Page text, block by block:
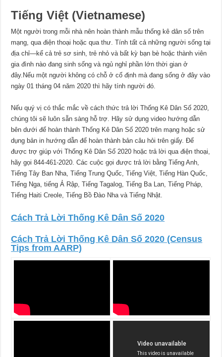
Tiếng Việt (Vietnamese)
Một người trong mỗi nhà nên hoàn thành mẫu thống kê dân số trên
mạng, qua điện thoại hoặc qua thư. Tính tất cả những người sống tại
địa chỉ—kể cả trẻ sơ sinh, trẻ nhỏ và bất kỳ bạn bè hoặc thành viên
gia đình nào đang sinh sống và ngủ nghỉ phần lớn thời gian ở
đây.Nếu một người không có chỗ ở cố định mà đang sống ở đây vào
ngày 01 tháng 04 năm 2020 thì hãy tính người đó.
Nếu quý vị có thắc mắc về cách thức trả lời Thống Kê Dân Số 2020,
chúng tôi sẽ luôn sẵn sàng hỗ trợ. Hãy sử dụng video hướng dẫn
bên dưới để hoàn thành Thống Kê Dân Số 2020 trên mạng hoặc sử
dụng bản in hướng dẫn để hoàn thành bản câu hỏi trên giấy. Để
được trợ giúp với Thống Kê Dân Số 2020 hoặc trả lời qua điện thoại,
hãy gọi 844-461-2020. Các cuộc gọi được trả lời bằng Tiếng Anh,
Tiếng Tây Ban Nha, Tiếng Trung Quốc, Tiếng Việt, Tiếng Hàn Quốc,
Tiếng Nga, tiếng Ả Rập, Tiếng Tagalog, Tiếng Ba Lan, Tiếng Pháp,
Tiếng Haiti Creole, Tiếng Bồ Đào Nha và Tiếng Nhật.
Cách Trả Lời Thống Kê Dân Số 2020
Cách Trả Lời Thống Kê Dân Số 2020 (Census
Tips from AARP)